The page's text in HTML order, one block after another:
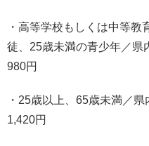
・高等学校もしくは中等
徒、25歳未満の青少年／県
980円
・25歳以上、65歳未満／
1,420円